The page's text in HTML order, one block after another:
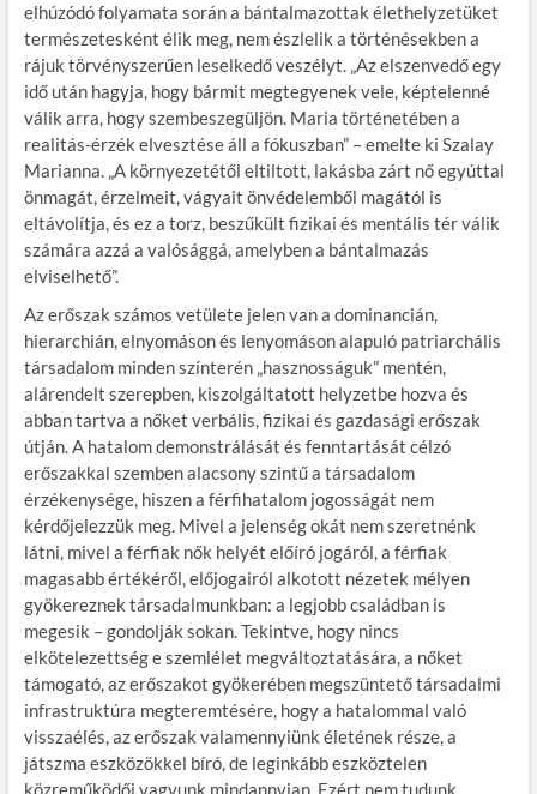
elhúzódó folyamata során a bántalmazottak élethelyzetüket
természetesként élik meg, nem észlelik a történésekben a
rájuk törvényszerűen leselkedő veszélyt. „Az elszenvedő egy
idő után hagyja, hogy bármit megtegyenek vele, képtelenné
válik arra, hogy szembeszegüljön. Maria történetében a
realitás-érzék elvesztése áll a fókuszban” – emelte ki Szalay
Marianna. „A környezetétől eltiltott, lakásba zárt nő egyúttal
önmagát, érzelmeit, vágyait önvédelemből magától is
eltávolítja, és ez a torz, beszűkült fizikai és mentális tér válik
számára azzá a valósággá, amelyben a bántalmazás
elviselhető”.
Az erőszak számos vetülete jelen van a dominancián,
hierarchián, elnyomáson és lenyomáson alapuló patriarchális
társadalom minden színterén „hasznosságuk” mentén,
alárendelt szerepben, kiszolgáltatott helyzetbe hozva és
abban tartva a nőket verbális, fizikai és gazdasági erőszak
útján. A hatalom demonstrálását és fenntartását célzó
erőszakkal szemben alacsony szintű a társadalom
érzékenysége, hiszen a férfihatalom jogosságát nem
kérdőjelezzük meg. Mivel a jelenség okát nem szeretnénk
látni, mivel a férfiak nők helyét előíró jogáról, a férfiak
magasabb értékéről, előjogairól alkotott nézetek mélyen
gyökereznek társadalmunkban: a legjobb családban is
megesik – gondolják sokan. Tekintve, hogy nincs
elkötelezettség e szemlélet megváltoztatására, a nőket
támogató, az erőszakot gyökerében megszüntető társadalmi
infrastruktúra megteremtésére, hogy a hatalommal való
visszaélés, az erőszak valamennyiünk életének része, a
játszma eszközökkel bíró, de leginkább eszköztelen
közreműködői vagyunk mindannyian. Ezért nem tudunk,